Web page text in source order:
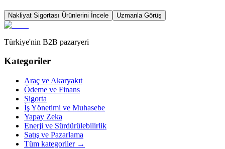
Nakliyat Sigortası Ürünlerini İncele Uzmanla Görüş
Türkiye'nin B2B pazaryeri
Kategoriler
Araç ve Akaryakıt
Ödeme ve Finans
Sigorta
İş Yönetimi ve Muhasebe
Yapay Zeka
Enerji ve Sürdürülebilirlik
Satış ve Pazarlama
Tüm kategoriler→